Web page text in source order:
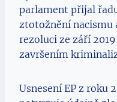
parlament přijal
ztotožnění nacismu
rezoluci ze září
završením
Usnesení EP z roku